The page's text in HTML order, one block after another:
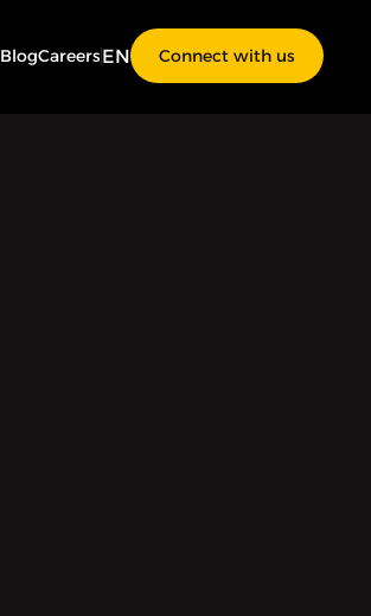
BlogCareersEN Connect with us